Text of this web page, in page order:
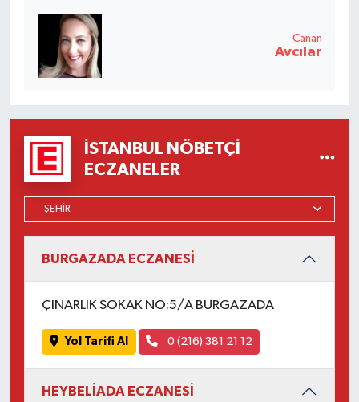
Canan
Avcılar
İSTANBUL NÖBETÇI
ECZANELER
BURGAZADA ECZANESİ
ÇINARLIK SOKAK NO:5/A BURGAZADA
Yol Tarifi Al 0 (216) 381 21 12
HEYBELİADA ECZANESİ